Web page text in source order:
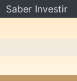
Saber Investir